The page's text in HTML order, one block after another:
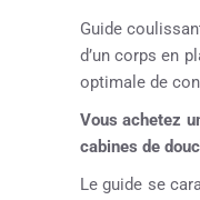
Guide
d’un corps en
optimale de
Vous achetez
cabines de
Le guide se